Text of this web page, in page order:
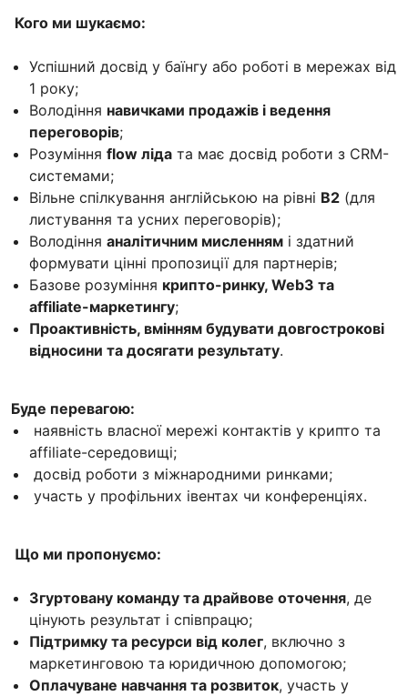
Кого ми шукаємо:
Успішний досвід у баїнгу або роботі в мережах від
1 року;
Володіння навичками продажів і ведення
переговорів;
Розуміння flow ліда та має досвід роботи з CRM-
системами;
Вільне спілкування англійською на рівні B2 (для
листування та усних переговорів);
Володіння аналітичним мисленням і здатний
формувати цінні пропозиції для партнерів;
Базове розуміння крипто-ринку, Web3 та
affiliate-маркетингу;
Проактивність, вмінням будувати довгострокові
відносини та досягати результату.
Буде перевагою:
наявність власної мережі контактів у крипто та
affiliate-середовищі;
досвід роботи з міжнародними ринками;
участь у профільних івентах чи конференціях.
Що ми пропонуємо:
Згуртовану команду та драйвове оточення, де
цінують результат і співпрацю;
Підтримку та ресурси від колег, включно з
маркетинговою та юридичною допомогою;
Оплачуване навчання та розвиток, участь у